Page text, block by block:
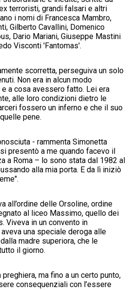
terroristi, grandi falsari e altri
i nomi di Francesca Mambro,
Gilberto Cavallini, Domenico
Dario Mariani, Giuseppe Mastini
Visconti 'Fantomas'.
scorretta, perseguiva un solo
Non era in alcun modo
a cosa avessero fatto. Lei era
alle loro condizioni dietro le
fossero un inferno e che il suo
pene.
- rammenta Simonetta
presentò a me quando facevo il
a Roma – lo sono stata dal 1982 al
alla mia porta. E da lì iniziò
all’ordine delle Orsoline, ordine
al liceo Massimo, quello dei
Viveva in un convento in
una speciale deroga alle
madre superiora, che le
il giorno.
ma fino a un certo punto,
consequenziali con l’essere